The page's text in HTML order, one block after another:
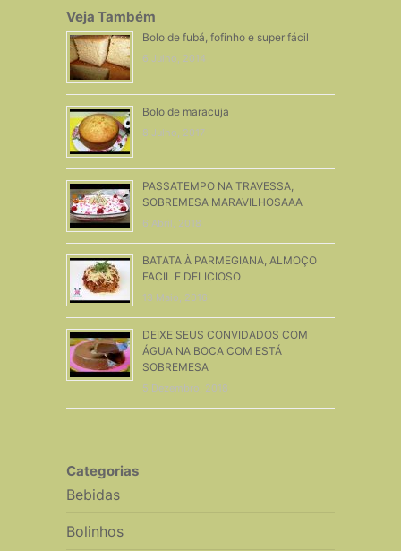
Veja Também
Bolo de fubá, fofinho e super fácil
6 Julho, 2014
Bolo de maracuja
8 Julho, 2017
PASSATEMPO NA TRAVESSA,
SOBREMESA MARAVILHOSAAA
6 Abril, 2018
BATATA À PARMEGIANA, ALMOÇO
FACIL E DELICIOSO
13 Maio, 2016
DEIXE SEUS CONVIDADOS COM
ÁGUA NA BOCA COM ESTÁ
SOBREMESA
5 Dezembro, 2018
Categorias
Bebidas
Bolinhos